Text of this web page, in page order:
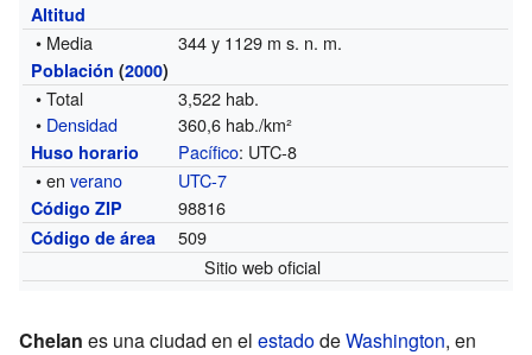
Altitud
• Media 344 y 1129 m s. n. m.
Población (2000)
• Total
3,522 hab.
• Densidad 360,6 hab./km²
Huso horario Pacífico: UTC-8
• enverano UTC-7
Código ZIP 98816
Código de área
509
Sitio web oficial
Chelan es una ciudad en el estadodeWashington, en